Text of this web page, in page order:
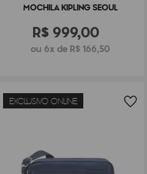
MOCHILA KIPLING SEOUL
R$ 999,00
ou 6x de R$ 166,50
EXCLUSIVO ONLINE